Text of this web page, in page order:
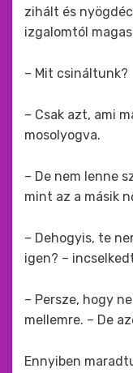
zihált és
izgalomtól
– Mit csináltunk?
– Csak azt, ami
mosolyogva.
– De nem lenne
mint az a másik
– Dehogyis, te
igen? –
– Persze, hogy
mellemre. – De
Ennyiben